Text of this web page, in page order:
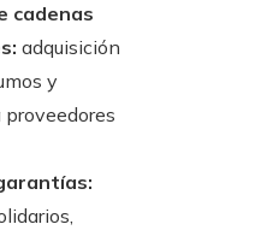
cadenas
adquisición
y